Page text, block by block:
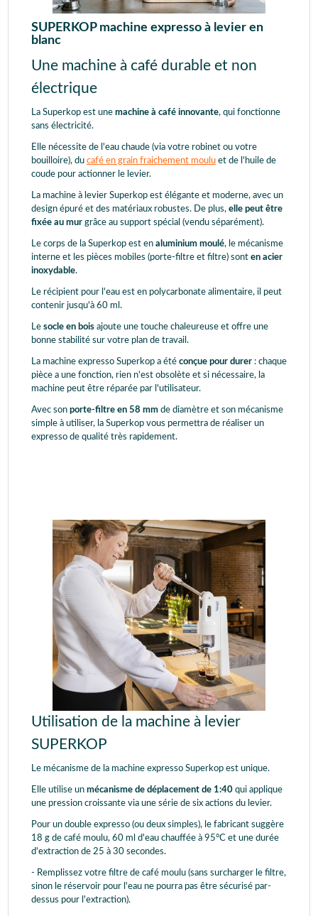
SUPERKOP machine expresso à levier en
blanc
Une machine à café durable et non
électrique
La Superkop est une machine à café innovante, qui fonctionne
sans électricité.
Elle nécessite de l'eau chaude (via votre robinet ou votre
bouilloire), du café en grain fraichement moulu et de l'huile de
coude pour actionner le levier.
La machine à levier Superkop est élégante et moderne, avec un
design épuré et des matériaux robustes. De plus, elle peut être
fixée au mur grâce au support spécial (vendu séparément).
Le corps de la Superkop est en aluminium moulé, le mécanisme
interne et les pièces mobiles (porte-filtre et filtre) sont en acier
inoxydable.
Le récipient pour l'eau est en polycarbonate alimentaire, il peut
contenir jusqu'à 60 ml.
Le socle en bois ajoute une touche chaleureuse et offre une
bonne stabilité sur votre plan de travail.
La machine expresso Superkop a été conçue pour durer : chaque
pièce a une fonction, rien n'est obsolète et si nécessaire, la
machine peut être réparée par l'utilisateur.
Avec son porte-filtre en 58 mm de diamètre et son mécanisme
simple à utiliser, la Superkop vous permettra de réaliser un
expresso de qualité très rapidement.
Utilisation de la machine à levier
SUPERKOP
Le mécanisme de la machine expresso Superkop est unique.
Elle utilise un mécanisme de déplacement de 1:40 qui applique
une pression croissante via une série de six actions du levier.
Pour un double expresso (ou deux simples), le fabricant suggère
18 g de café moulu, 60 ml d'eau chauffée à 95°C et une durée
d'extraction de 25 à 30 secondes.
- Remplissez votre filtre de café moulu (sans surcharger le filtre,
sinon le réservoir pour l'eau ne pourra pas être sécurisé par-
dessus pour l'extraction).